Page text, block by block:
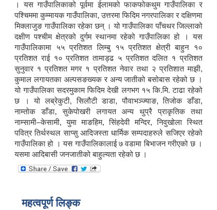
। यस गाउँपालिकाको पूर्वमा ईलामको फाकफोकथुम गाउँपालिका र
पश्चिममा कुम्मायक गाउँपालिका, उत्तरमा फिदिम नगरपालिका र दक्षिणमा
मिक्लाजुङ गाउँपालिका रहेका छन् । यो गाउँपालिका पाँचथर जिल्लाको
दक्षीण पश्चीम क्षेत्रको दुर्गम स्थानमा रहेको गाउँपालिका हो । यस
गाउँपालिकामा ५५ प्रतिशत लिम्बु १५ प्रतिशत क्षेत्री बाहुन १०
प्रतिशत राई १० प्रतिशत तामाड्ढ ५ प्रतिशत दलित १ प्रतिशत
सुनुवार १ प्रतिशत मगर १ प्रतिशत नेवार तथा २ प्रतिशात माझी,
कुमाल लगायतका अल्पसङख्यक र अन्य जातीको बसोबास रहेको छ ।
यो गाउँपालिका सदरमुकाम फिदिम देखी लगभग १५ कि.मि. टाढा रहेको
छ । यो लब्रेकुटी, सिलौटी डाडा, पौवाभञ्ज्याङ, तिजोक डाँडा,
नाम्तोक डाँडा, सुकेपोखरी लगायत अन्य थुप्रै प्राकृतिक तथा
नाम्सामी–केसामी, युमा माङहिम, सिंहदेवी मन्दिर, निवुखोला स्थित
पवित्र तिर्थस्थल साप्सु आदिजस्ता धार्मिक सम्पदाहरुले सजिएर रहेको
गाउँपालिका हो । यस गाउँपालिकालाई ७ वडामा बिभाजन गरीएको छ ।
यसमा आदिबासी जनजातीको बाहुल्यता रहेको छ ।
महत्वपूर्ण लिङ्क